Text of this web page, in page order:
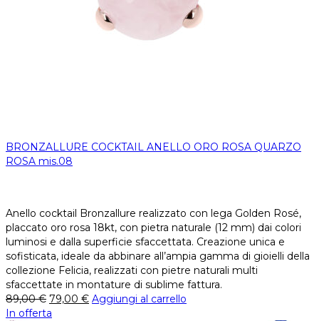
BRONZALLURE COCKTAIL ANELLO ORO ROSA QUARZO
ROSA mis.08
Anello cocktail Bronzallure realizzato con lega Golden Rosé,
placcato oro rosa 18kt, con pietra naturale (12 mm) dai colori
luminosi e dalla superficie sfaccettata. Creazione unica e
sofisticata, ideale da abbinare all’ampia gamma di gioielli della
collezione Felicia, realizzati con pietre naturali multi
sfaccettate in montature di sublime fattura.
89,00€ 79,00 € Aggiungi al carrello
In offerta